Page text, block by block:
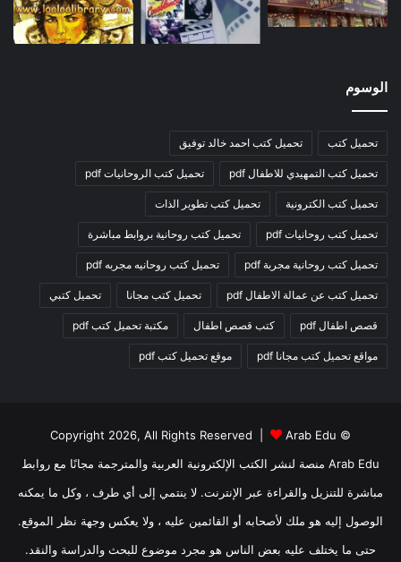
الوسوم
تحميل كتب تحميل كتب احمد خالد توفيق
تحميل كتب التمهيدي للاطفال pdf تحميل كتب الروحانيات pdf
تحميل كتب الكترونية تحميل كتب تطوير الذات
تحميل كتب روحانيات pdf تحميل كتب روحانية بروابط مباشرة
تحميل كتب روحانية مجربة pdf تحميل كتب روحانيه مجربه pdf
تحميل كتب عن عمالة الاطفال pdf تحميل كتب مجانا تحميل كتبي
قصص اطفال pdf كتب قصص اطفال مكتبة تحميل كتب pdf
مواقع تحميل كتب مجانا pdf موقع تحميل كتب pdf
© Copyright 2026, All Rights Reserved |
Arab Edu
Arab Edu منصة لنشر الكتب الإلكترونية العربية والمترجمة مجانًا مع روابط
مباشرة للتنزيل والقراءة عبر الإنترنت. لا ينتمي إلى أي طرف ، وكل ما يمكنه
الوصول إليه هو ملك لأصحابه أو القائمين عليه ، ولا يعكس وجهة نظر الموقع.
حتى ما يختلف عليه بعض الناس هو مجرد موضوع للبحث والدراسة والنقد.